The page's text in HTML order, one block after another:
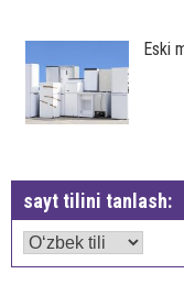
Eski
sayt tilini tanlash: